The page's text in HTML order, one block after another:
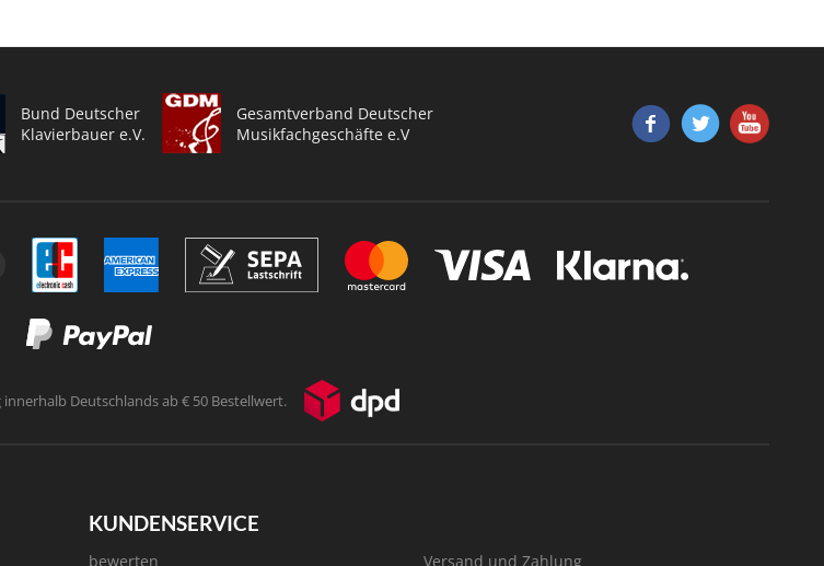
Bund Deutscher
Klavierbauer e.V.
Gesamtverband Deutscher
Musikfachgeschäfte e.V
innerhalb Deutschlands ab € 50 Bestellwert.
KUNDENSERVICE
bewerten Versand und Zahlung